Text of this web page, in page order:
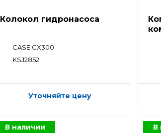
Колокол гидронасоса
CASE CX300
KSJ2852
Уточняйте цену
В наличии В